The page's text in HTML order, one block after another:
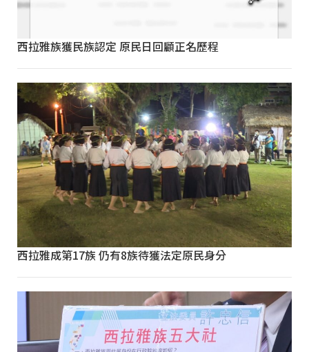
西拉雅族獲民族認定 原民日回顧正名歷程
西拉雅成第17族 仍有8族待獲法定原民身分